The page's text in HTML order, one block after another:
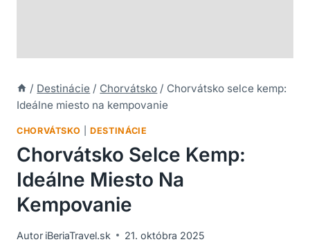
/ Destinácie / Chorvátsko / Chorvátsko selce kemp:
Ideálne miesto na kempovanie
CHORVÁTSKO |DESTINÁCIE
Chorvátsko Selce Kemp:
Ideálne Miesto Na
Kempovanie
Autor iBeriaTravel.sk 21. októbra 2025